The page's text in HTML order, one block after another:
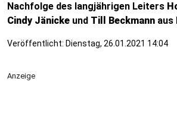
Nachfolge des langjährigen Leiters
Cindy Jänicke und Till Beckmann aus
Veröffentlicht: Dienstag, 26.01.2021 14:04
Anzeige